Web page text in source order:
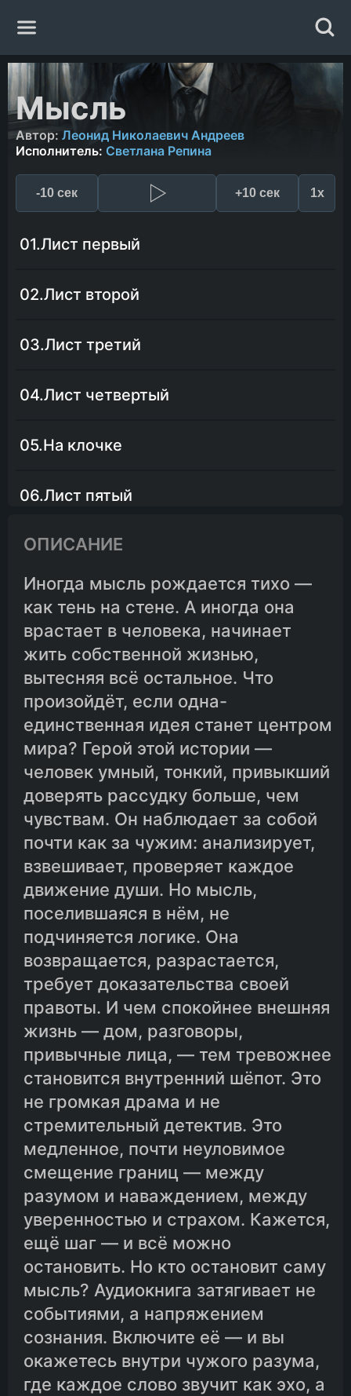
Главная
Жанры
Авторы
Исполнители
Мысль
Автор: Леонид Николаевич Андреев
Исполнитель: Светлана Репина
-10 сек +10 сек 1x
01.Лист первый
02.Лист второй
03.Лист третий
04.Лист четвертый
05.На клочке
06.Лист пятый
07.Лист шестой
08.Лист седьмой
09.Лист восьмой
ОПИСАНИЕ
Иногда мысль рождается тихо —
как тень на стене. А иногда она
врастает в человека, начинает
жить собственной жизнью,
вытесняя всё остальное. Что
произойдёт, если одна-
единственная идея станет центром
мира? Герой этой истории —
человек умный, тонкий, привыкший
доверять рассудку больше, чем
чувствам. Он наблюдает за собой
почти как за чужим: анализирует,
взвешивает, проверяет каждое
движение души. Но мысль,
поселившаяся в нём, не
подчиняется логике. Она
возвращается, разрастается,
требует доказательства своей
правоты. И чем спокойнее внешняя
жизнь — дом, разговоры,
привычные лица, — тем тревожнее
становится внутренний шёпот. Это
не громкая драма и не
стремительный детектив. Это
медленное, почти неуловимое
смещение границ — между
разумом и наваждением, между
уверенностью и страхом. Кажется,
ещё шаг — и всё можно
остановить. Но кто остановит саму
мысль? Аудиокнига затягивает не
событиями, а напряжением
сознания. Включите её — и вы
окажетесь внутри чужого разума,
где каждое слово звучит как эхо, а